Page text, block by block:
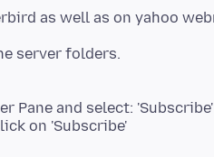
server folders.
Pane and select: 'Subscribe'
on 'Subscribe'